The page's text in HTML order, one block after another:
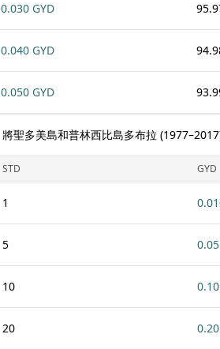
0.030 GYD
0.040 GYD
0.050 GYD
將聖多美島和普林西比島多布拉
STD GYD
1
5
10 0.10
20 0.20